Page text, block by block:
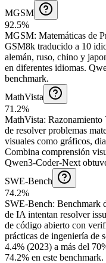
MGSM
92.5%
MGSM: Matemáticas de
GSM8k traducido a 10
alemán, ruso, chino y
en diferentes idiomas.
benchmark.
MathVista
71.2%
MathVista: Razonamiento
de resolver problemas
visuales como gráficos,
Combina comprensión
Qwen3-Coder-Next
SWE-Bench
74.2%
SWE-Bench: Benchmark
de IA intentan resolver
de código abierto con
prácticas de ingeniería de
4.4% (2023) a más del
74.2% en este benchmark.